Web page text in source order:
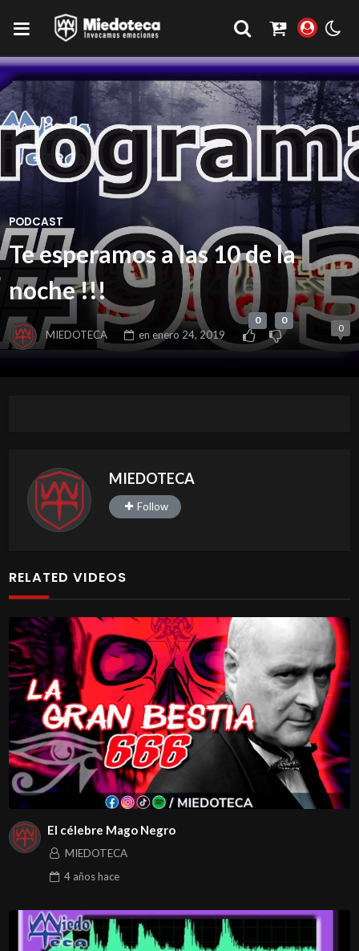
PODCAST
Te esperamos a las 10 de la
noche !!!
MIEDOTECA en enero 24, 2019
0 0
0
MIEDOTECA
Follow
RELATED VIDEOS
El célebre Mago Negro
MIEDOTECA
4 añoshace